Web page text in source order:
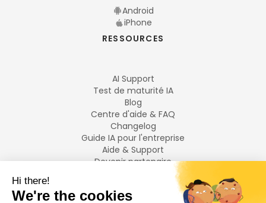
Android
iPhone
RESSOURCES
AI Support
Test de maturité IA
Blog
Centre d'aide & FAQ
Changelog
Guide IA pour l'entreprise
Aide & Support
Devenir partenaire
LANGUES